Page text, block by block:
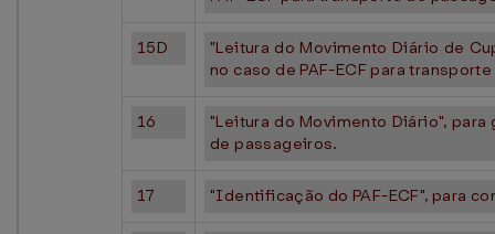
15D
"Leitura do Movimento Diário de
no caso de PAF-ECF para
16
"Leitura do Movimento Diário",
de passageiros.
17 "Identificação do PAF-ECF", para